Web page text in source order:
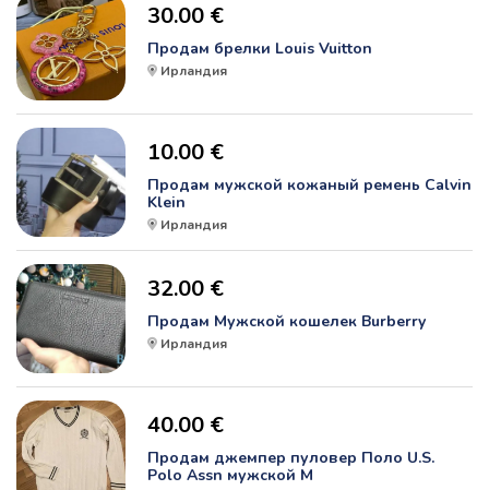
30.00 €
Продам брелки Louis Vuitton
Ирландия
10.00 €
Продам мужской кожаный ремень Calvin
Klein
Ирландия
32.00 €
Продам Мужской кошелек Burberry
Ирландия
40.00 €
Продам джемпер пуловер Поло U.S.
Polo Assn мужской M